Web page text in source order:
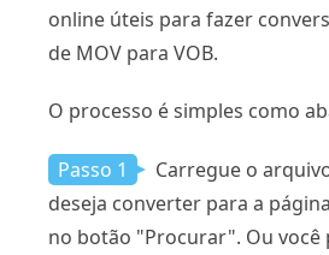
online úteis para fazer
de MOV para VOB.
O processo é simples como
Passo 1
Carregue o
deseja converter para a
no botão "Procurar". Ou